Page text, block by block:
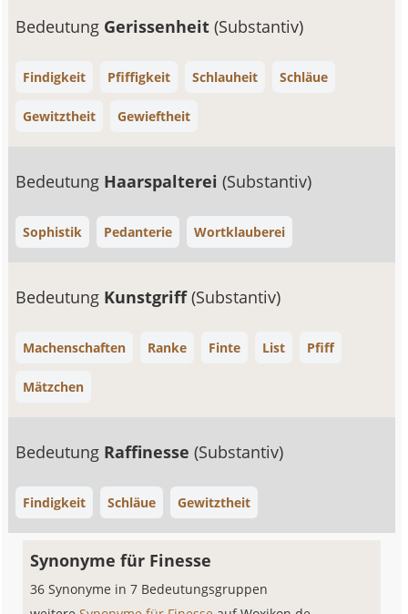
Bedeutung Gerissenheit(Substantiv)
Findigkeit Pfiffigkeit Schlauheit Schläue
Gewitztheit Gewieftheit
Bedeutung Haarspalterei(Substantiv)
Sophistik Pedanterie Wortklauberei
Bedeutung Kunstgriff(Substantiv)
Machenschaften Ranke Finte List Pfiff
Mätzchen
Bedeutung Raffinesse(Substantiv)
Findigkeit Schläue Gewitztheit
Synonyme für Finesse
36 Synonyme in 7 Bedeutungsgruppen